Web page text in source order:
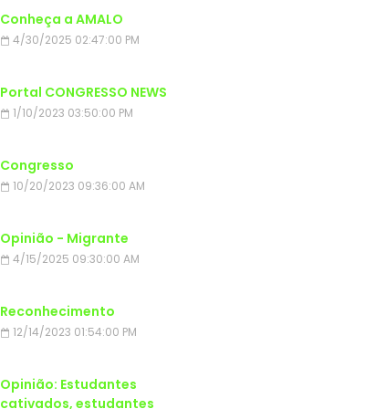
Conheça a AMALO
4/30/2025 02:47:00 PM
Portal CONGRESSO NEWS
1/10/2023 03:50:00 PM
Congresso
10/20/2023 09:36:00 AM
Opinião - Migrante
4/15/2025 09:30:00 AM
Reconhecimento
12/14/2023 01:54:00 PM
Opinião: Estudantes
cativados, estudantes